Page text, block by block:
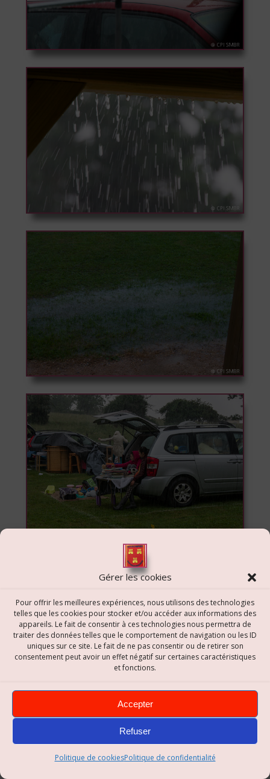
Gérer les cookies
Pour offrir les meilleures expériences, nous utilisons des technologies
telles que les cookies pour stocker et/ou accéder aux informations des
appareils. Le fait de consentir à ces technologies nous permettra de
traiter des données telles que le comportement de navigation ou les ID
uniques sur ce site. Le fait de ne pas consentir ou de retirer son
consentement peut avoir un effet négatif sur certaines caractéristiques
et fonctions.
Accepter
Refuser
Politique de cookiesPolitique de confidentialité
Certains résistent